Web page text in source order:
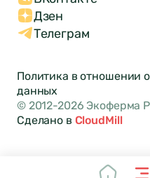
Дзен
Телеграм
Политика в отношении
данных
© 2012-2026 Экоферма
Сделано в CloudMill